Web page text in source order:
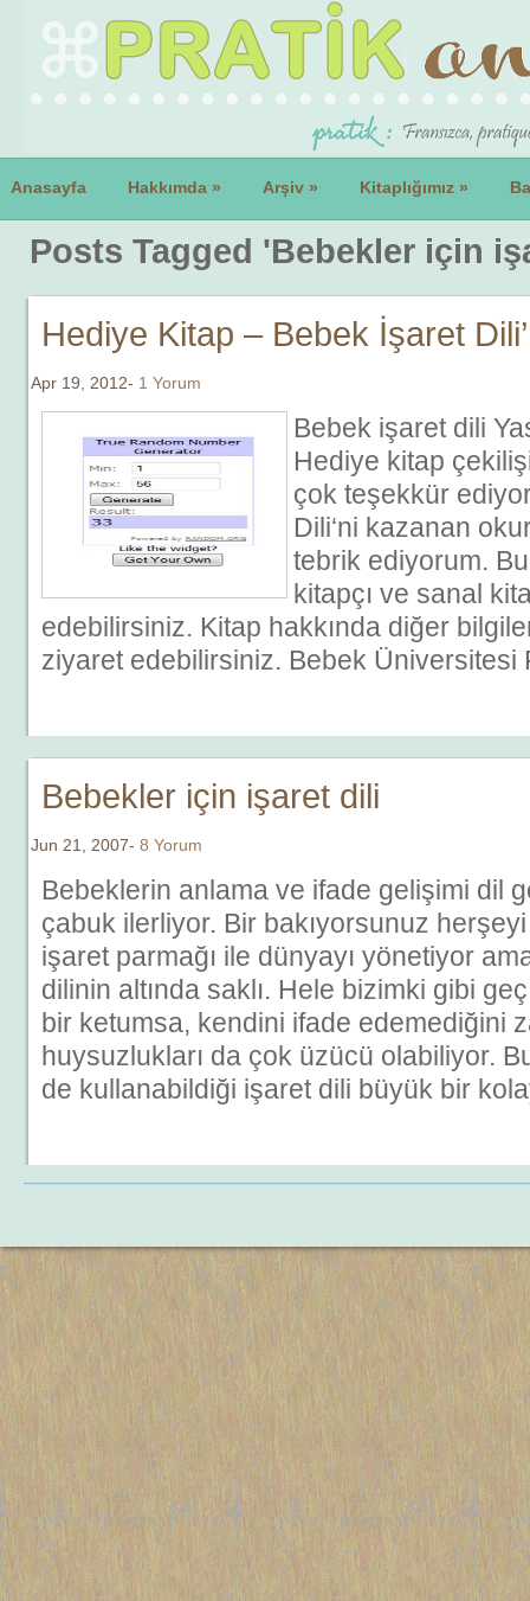
Anasayfa Hakkımda » Arşiv » Kitaplığımız »
Posts Tagged 'Bebekler için
Hediye Kitap – Bebek İşaret
Apr 19, 2012- 1 Yorum
Bebek işaret dili
Hediye kitap
çok teşekkür
Dili‘ni kazanan
tebrik ediyorum.
kitapçı ve sanal
edebilirsiniz. Kitap hakkında diğer
ziyaret edebilirsiniz. Bebek
Bebekler için işaret dili
Jun 21, 2007- 8 Yorum
Bebeklerin anlama ve ifade gelişimi dil
çabuk ilerliyor. Bir bakıyorsunuz herşeyi
işaret parmağı ile dünyayı yönetiyor
dilinin altında saklı. Hele bizimki gibi
bir ketumsa, kendini ifade edemediğini
huysuzlukları da çok üzücü olabiliyor.
de kullanabildiği işaret dili büyük bir